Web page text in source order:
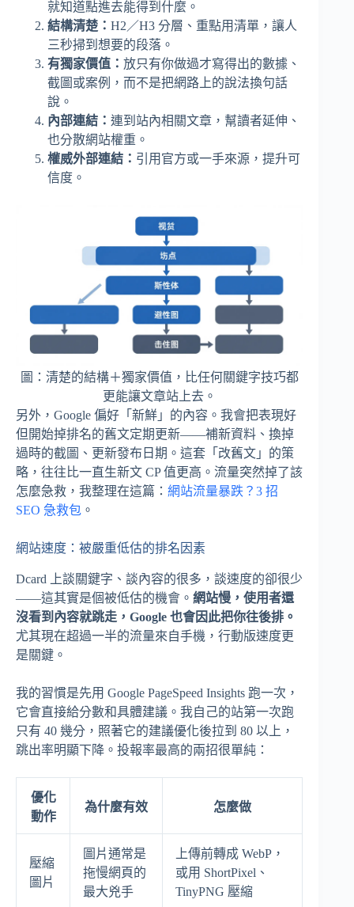
就知道點進去能得到什麼。
結構清楚： H2／H3 分層、重點用清單，讓人
三秒掃到想要的段落。
有獨家價值： 放只有你做過才寫得出的數據、
截圖或案例，而不是把網路上的說法換句話
說。
內部連結： 連到站內相關文章，幫讀者延伸、
也分散網站權重。
權威外部連結： 引用官方或一手來源，提升可
信度。
圖：清楚的結構＋獨家價值，比任何關鍵字技巧都
更能讓文章站上去。
另外，Google 偏好「新鮮」的內容。我會把表現好
但開始掉排名的舊文定期更新——補新資料、換掉
過時的截圖、更新發布日期。這套「改舊文」的策
略，往往比一直生新文 CP 值更高。流量突然掉了該
怎麼急救，我整理在這篇： 網站流量暴跌？3 招
SEO 急救包 。
網站速度：被嚴重低估的排名因素
Dcard 上談關鍵字、談內容的很多，談速度的卻很少
——這其實是個被低估的機會。 網站慢，使用者還
沒看到內容就跳走，Google 也會因此把你往後排。
尤其現在超過一半的流量來自手機，行動版速度更
是關鍵。
我的習慣是先用 Google PageSpeed Insights 跑一次，
它會直接給分數和具體建議。我自己的站第一次跑
只有 40 幾分，照著它的建議優化後拉到 80 以上，
跳出率明顯下降。投報率最高的兩招很單純：
優化
動作
為什麼有效 怎麼做
壓縮
圖片
圖片通常是
拖慢網頁的
最大兇手
上傳前轉成 WebP，
或用 ShortPixel、
TinyPNG 壓縮